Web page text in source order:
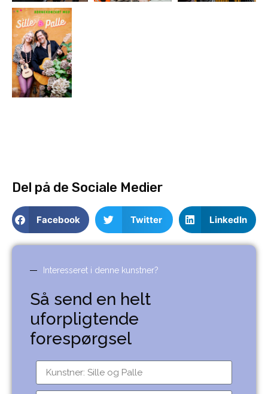
Del på de Sociale Medier
Facebook Twitter LinkedIn
Interesseret i denne kunstner?
Så send en helt
uforpligtende
forespørgsel